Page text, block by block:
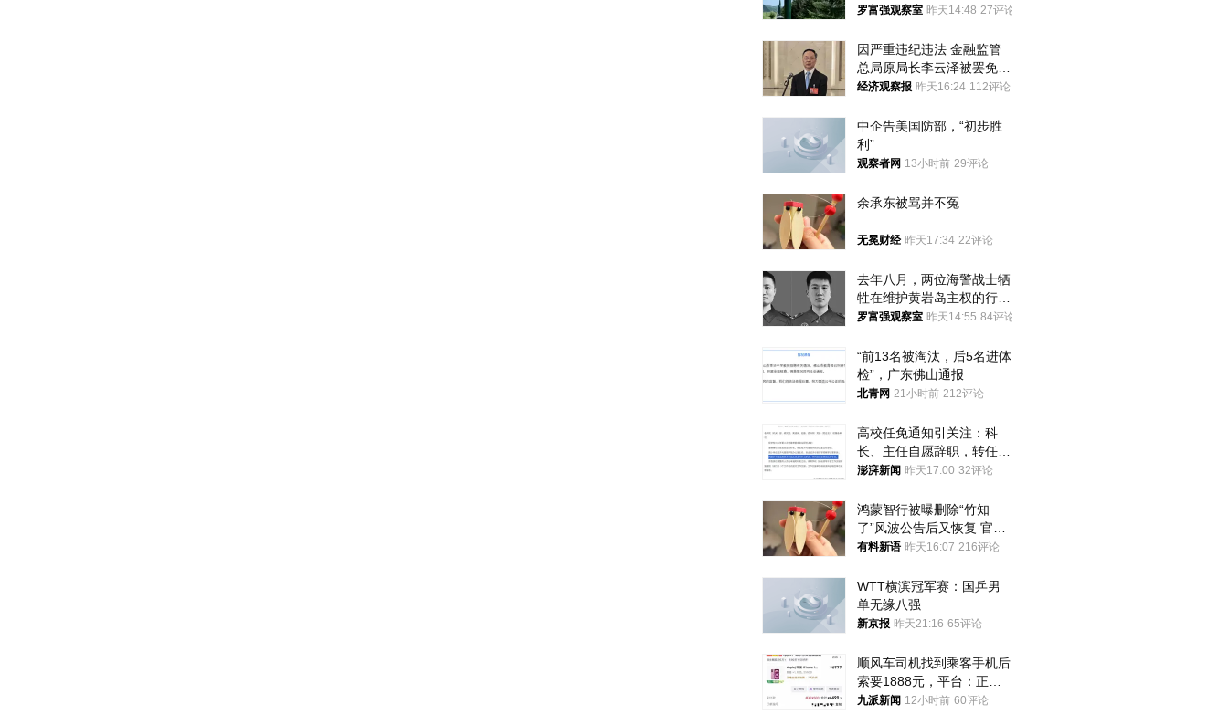
发现出大事了
罗富强观察室 昨天14:48 27评论
因严重违纪违法 金融监管
总局原局长李云泽被罢免全
国人大代表
经济观察报 昨天16:24 112评论
中企告美国防部，“初步胜
利”
观察者网 13小时前 29评论
余承东被骂并不冤
无冕财经 昨天17:34 22评论
去年八月，两位海警战士牺
牲在维护黄岩岛主权的行动
中
罗富强观察室 昨天14:55 84评论
“前13名被淘汰，后5名进体
检”，广东佛山通报
北青网 21小时前 212评论
高校任免通知引关注：科
长、主任自愿辞职，转任思
政辅导员
澎湃新闻 昨天17:00 32评论
鸿蒙智行被曝删除“竹知
了”风波公告后又恢复 官媒
曾力挺：劝华为要大度的，
有料新语 昨天16:07 216评论
WTT横滨冠军赛：国乒男
单无缘八强
新京报 昨天21:16 65评论
顺风车司机找到乘客手机后
索要1888元，平台：正和
司机沟通协商
九派新闻 12小时前 60评论